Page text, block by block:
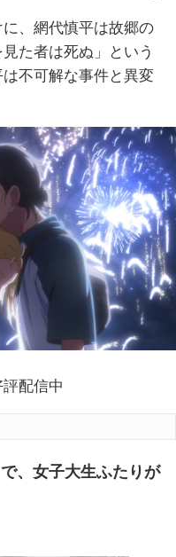
、網代慎平は故郷の
た者は死ぬ」という
不可解な事件と異変
配信中
、女子大生ふたりが